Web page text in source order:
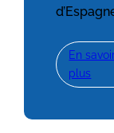
En
plus